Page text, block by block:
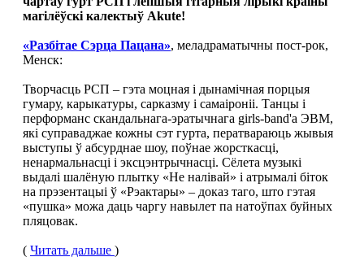
магілёўскі калектыў Akute!
«Разбітае Сэрца Пацана», меладраматычны пост-рок,
Менск:
Творчасць РСП – гэта моцная і дынамічная порцыя
гумару, карыкатуры, сарказму і самаіроніі. Танцы і
перформанс скандальнага-эратычнага girls-band'а ЭВМ,
які суправаджае кожны сэт гурта, ператвараюць жывыя
выступы ў абсурднае шоу, поўнае жорсткасці,
ненармальнасці і эксцэнтрычнасці. Сёлета музыкі
выдалі шалёную плытку «Не налівай» і атрымалі біток
на прэзентацыі ў «Рэактары» – доказ таго, што гэтая
«пушка» можа даць чаргу навылет па натоўпах буйных
пляцовак.
( Читать дальше )